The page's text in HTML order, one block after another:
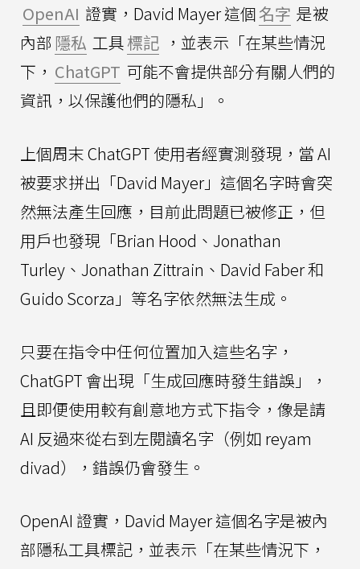
OpenAI 證實，David Mayer 這個名字 是被
內部 隱私 工具標記 ，並表示「在某些情況
下， ChatGPT 可能不會提供部分有關人們的
資訊，以保護他們的隱私」。
上個周末 ChatGPT 使用者經實測發現，當 AI
被要求拼出「David Mayer」這個名字時會突
然無法產生回應，目前此問題已被修正，但
用戶也發現「Brian Hood、Jonathan
Turley、Jonathan Zittrain、David Faber 和
Guido Scorza」等名字依然無法生成。
只要在指令中任何位置加入這些名字，
ChatGPT 會出現「生成回應時發生錯誤」，
且即便使用較有創意地方式下指令，像是請
AI 反過來從右到左閱讀名字（例如 reyam
divad），錯誤仍會發生。
OpenAI 證實，David Mayer 這個名字是被內
部隱私工具標記，並表示「在某些情況下，